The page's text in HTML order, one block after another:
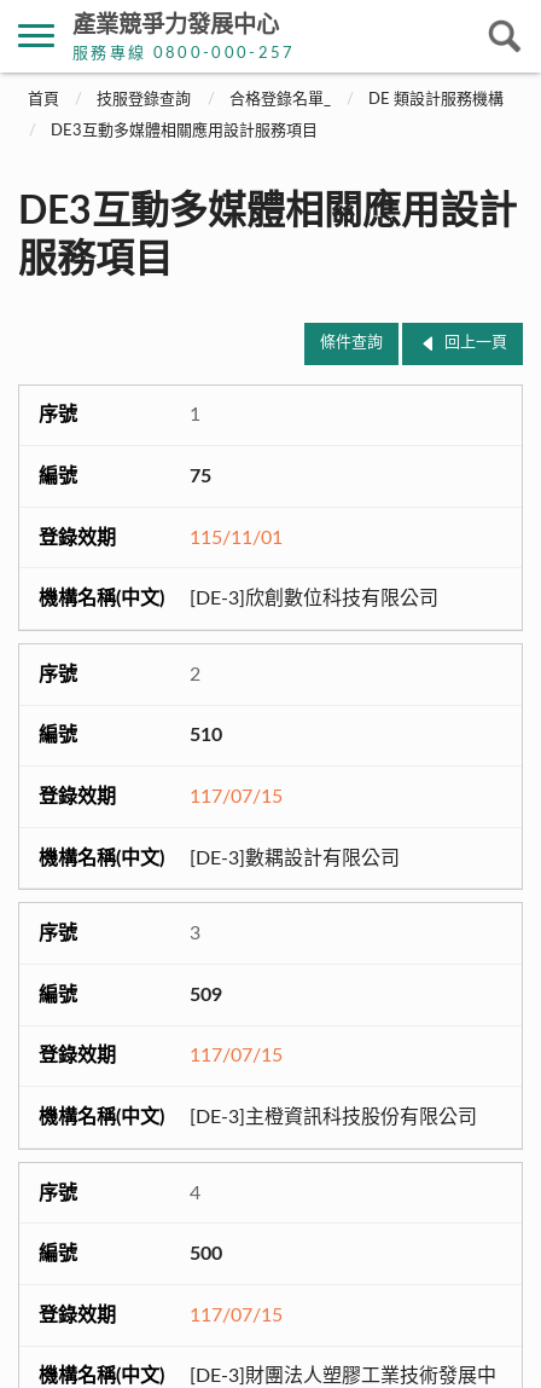
產業競爭力發展中心
服務專線 0800-000-257
首頁 技服登錄查詢 合格登錄名單_
DE 類設計服務機構
DE3互動多媒體相關應用設計服務項目
DE3互動多媒體相關應用設計
服務項目
條件查詢 回上一頁
1
75
115/11/01
[DE-3]欣創數位科技有限公司
2
510
117/07/15
[DE-3]數耦設計有限公司
3
509
117/07/15
[DE-3]主橙資訊科技股份有限公司
4
500
117/07/15
[DE-3]財團法人塑膠工業技術發展中